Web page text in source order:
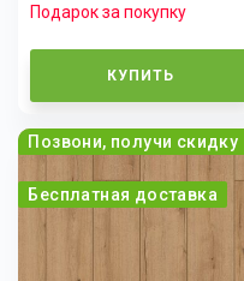
Подарок за покупку
КУПИТЬ
Позвони, получи скидку
Бесплатная доставка